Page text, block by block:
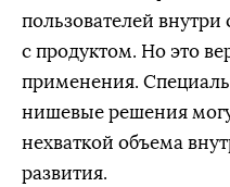
пользователей
с продуктом. Но это
применения.
нишевые решения
нехваткой объема
развития.